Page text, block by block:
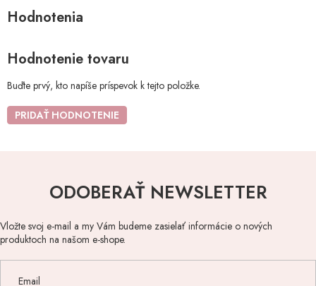
Hodnotenie tovaru
Buďte prvý, kto napíše príspevok k tejto položke.
PRIDAŤ HODNOTENIE
ODOBERAŤ NEWSLETTER
Vložte svoj e-mail a my Vám budeme zasielať informácie o nových
produktoch na našom e-shope.
Email